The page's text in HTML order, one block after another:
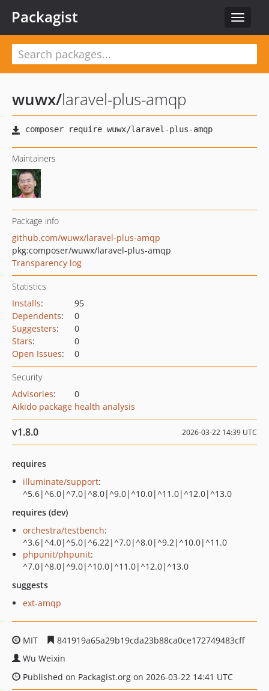
Toggle
Packagist
wuwx/laravel-plus-amqp
Maintainers
Package info
github.com/wuwx/laravel-plus-amqp
pkg:composer/wuwx/laravel-plus-amqp
Transparency log
Statistics
Installs:
95
Dependents:
0
Suggesters:
0
Stars:
0
Open Issues: 0
Security
Advisories:
0
Aikido package health analysis
v1.8.0 2026-03-22 14:39 UTC
requires
illuminate/support:
^5.6|^6.0|^7.0|^8.0|^9.0|^10.0|^11.0|^12.0|^13.0
requires (dev)
orchestra/testbench:
^3.6|^4.0|^5.0|^6.22|^7.0|^8.0|^9.2|^10.0|^11.0
phpunit/phpunit:
^7.0|^8.0|^9.0|^10.0|^11.0|^12.0|^13.0
suggests
ext-amqp
MIT
841919a65a29b19cda23b88ca0ce172749483cff
Wu Weixin
Published on Packagist.org on 2026-03-22 14:41 UTC